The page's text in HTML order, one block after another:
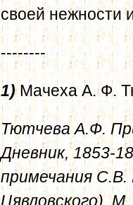
своей нежности
--------
1)Мачеха А. Ф.
Тютчева А.Ф.
Дневник, 1853-
примечания
Цявловского).